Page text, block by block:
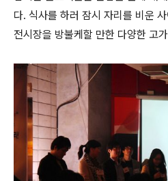
다. 식사를 하러 잠시 자리를 비운
전시장을 방불케할 만한 다양한 고